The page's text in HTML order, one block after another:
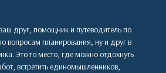
ваш друг, помощник и путеводитель по
вопросам планирования, ну и друг в
Это то место, где можно отдохнуть
встретить единомышленников,